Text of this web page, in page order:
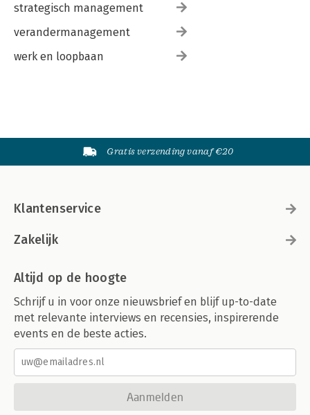
strategisch management
verandermanagement
werk en loopbaan
Gratis verzending vanaf €20
Klantenservice
Zakelijk
Altijd op de hoogte
Schrijf u in voor onze nieuwsbrief en blijf up-to-date
met relevante interviews en recensies, inspirerende
events en de beste acties.
Aanmelden